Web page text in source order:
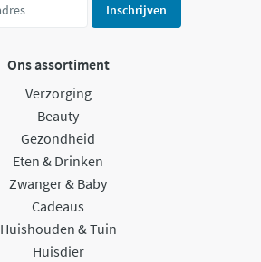
Inschrijven
Ons assortiment
Verzorging
Beauty
Gezondheid
Eten & Drinken
Zwanger & Baby
Cadeaus
Huishouden & Tuin
Huisdier